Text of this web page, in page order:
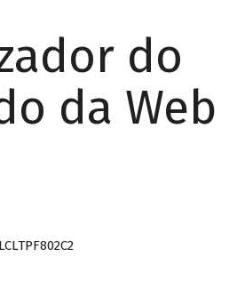
do
da Web